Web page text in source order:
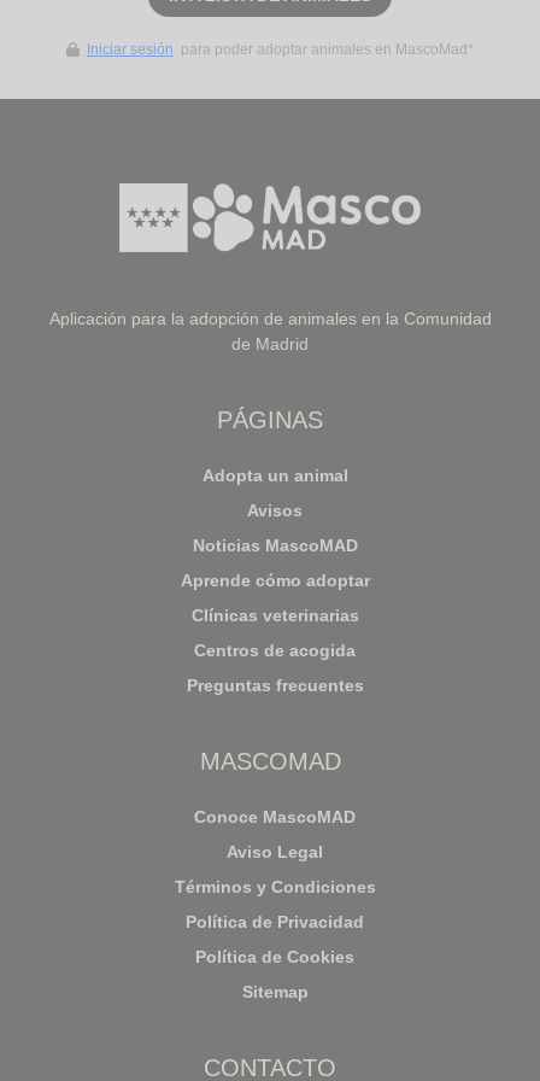
Iniciar sesión para poder adoptar animales en MascoMad*
Aplicación para la adopción de animales en la Comunidad
de Madrid
PÁGINAS
Adopta un animal
Avisos
Noticias MascoMAD
Aprende cómo adoptar
Clínicas veterinarias
Centros de acogida
Preguntas frecuentes
MASCOMAD
Conoce MascoMAD
Aviso Legal
Términos y Condiciones
Política de Privacidad
Política de Cookies
Sitemap
CONTACTO